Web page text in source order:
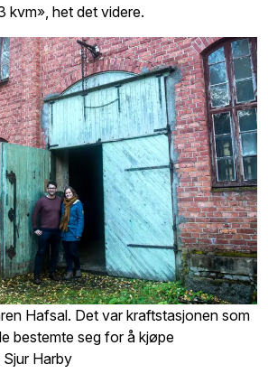
kvm», het det videre.
Hafsal. Det var kraftstasjonen som
bestemte seg for å kjøpe
Harby